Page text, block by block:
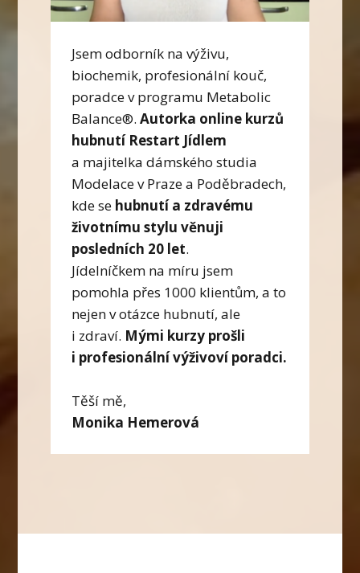
Jsem odborník na výživu,
biochemik, profesionální kouč,
poradce v programu Metabolic
Balance®. Autorka online kurzů
hubnutí Restart Jídlem
a majitelka dámského studia
Modelace v Praze a Poděbradech,
kde se hubnutí a zdravému
životnímu stylu věnuji
posledních 20 let.
Jídelníčkem na míru jsem
pomohla přes 1000 klientům, a to
nejen v otázce hubnutí, ale
i zdraví. Mými kurzy prošli
i profesionální výživoví poradci.
Těší mě,
Monika Hemerová